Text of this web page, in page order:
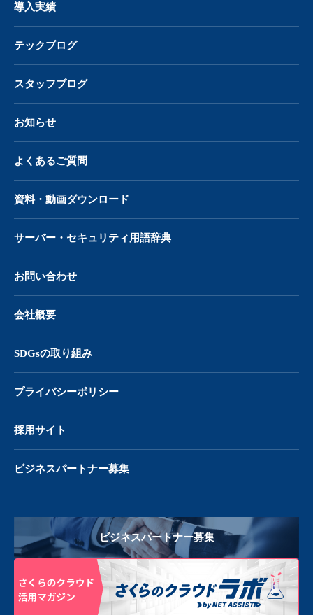
導入実績
テックブログ
スタッフブログ
お知らせ
よくあるご質問
資料・動画ダウンロード
サーバー・ セキュリティ用語辞典
お問い合わせ
会社概要
SDGsの取り組み
プライバシーポリシー
採用サイト
ビジネスパートナー募集
ビジネスパートナー募集